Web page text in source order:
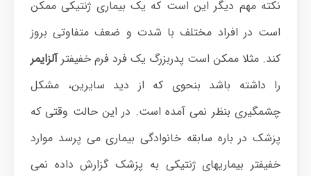
نکته مهم دیگر این است که یک بیماری ژنتیکی ممکن
است در افراد مختلف با شدت و ضعف متفاوتی بروز
کند. مثلا ممکن است پدربزرگ یک فرد فرم خفیفتر آلزایمر
را داشته باشد بنحوی که از دید سایرین، مشکل
چشمگیری بنظر نمی آمده است. در این حالت وقتی که
پزشک در باره سابقه خانوادگی بیماری می پرسد موارد
خفیفتر بیماریهای ژنتیکی به پزشک گزارش داده نمی